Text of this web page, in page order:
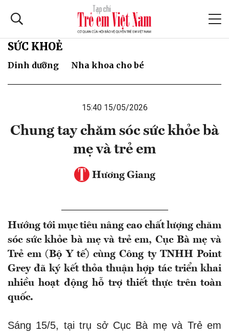
SỨC KHOẺ
Dinh dưỡng Nha khoa cho bé
15:40 15/05/2026
Chung tay chăm sóc sức khỏe bà
mẹ và trẻ em
Hương Giang
Hướng tới mục tiêu nâng cao chất lượng chăm
sóc sức khỏe bà mẹ và trẻ em, Cục Bà mẹ và
Trẻ em (Bộ Y tế) cùng Công ty TNHH Point
Grey đã ký kết thỏa thuận hợp tác triển khai
nhiều hoạt động hỗ trợ thiết thực trên toàn
quốc.
Sáng 15/5, tại trụ sở Cục Bà mẹ và Trẻ em